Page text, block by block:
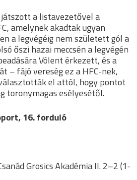
a listavezetővel a
amelynek akadtak ugyan
a legvégéig nem született gól a
őszi hazai meccsén a legvégén
Vólent érkezett, és a
– fájó vereség ez a HFC-nek,
el attól, hogy pontot
toronymagas esélyesétől.
16. forduló
Grosics Akadémia II. 2–2 (1-